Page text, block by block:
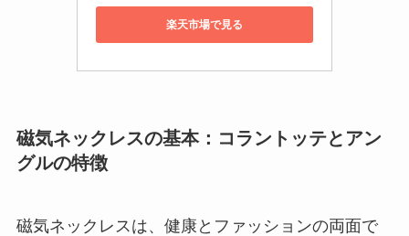
楽天市場で見る
磁気ネックレスの基本：コラントッテとアン
グルの特徴
磁気ネックレスは、健康とファッションの両面で